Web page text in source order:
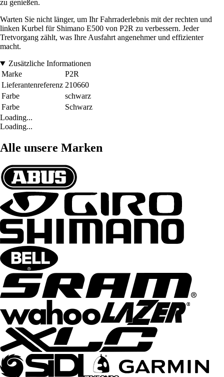
zu genießen.
Warten Sie nicht länger, um Ihr Fahrraderlebnis mit der rechten und
linken Kurbel für Shimano E500 von P2R zu verbessern. Jeder
Tretvorgang zählt, was Ihre Ausfahrt angenehmer und effizienter
macht.
Zusätzliche Informationen
Marke
P2R
Lieferantenreferenz 210660
Farbe
schwarz
Farbe
Schwarz
Loading...
Loading...
Alle unsere Marken